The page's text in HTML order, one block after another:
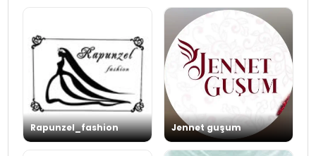
Rapunzel_fashion Jennet guşum